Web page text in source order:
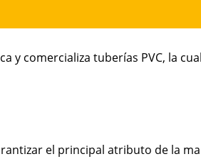
comercializa tuberías PVC, la
el principal atributo de la